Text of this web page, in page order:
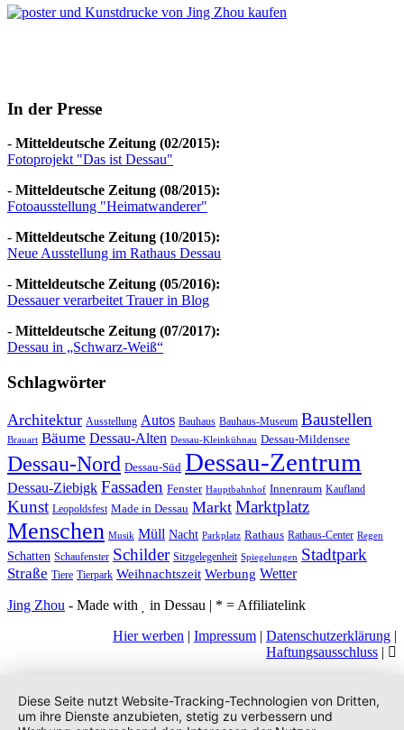
In der Presse
- Mitteldeutsche Zeitung (02/2015):
Fotoprojekt "Das ist Dessau"
- Mitteldeutsche Zeitung (08/2015):
Fotoausstellung "Heimatwanderer"
- Mitteldeutsche Zeitung (10/2015):
Neue Ausstellung im Rathaus Dessau
- Mitteldeutsche Zeitung (05/2016):
Dessauer verarbeitet Trauer in Blog
- Mitteldeutsche Zeitung (07/2017):
Dessau in „Schwarz-Weiß“
Schlagwörter
Architektur Ausstellung Autos Bauhaus Bauhaus-Museum Baustellen
Brauart Bäume Dessau-Alten Dessau-Kleinkühnau Dessau-Mildensee
Dessau-Nord Dessau-Süd Dessau-Zentrum
Dessau-Ziebigk Fassaden Fenster Hauptbahnhof Innenraum Kaufland
Kunst Leopoldsfest Made in Dessau Markt Marktplatz
Menschen Musik Müll Nacht Parkplatz Rathaus Rathaus-Center Regen
Schatten Schaufenster Schilder Sitzgelegenheit Spiegelungen Stadtpark
Straße Tiere Tierpark Weihnachtszeit Werbung Wetter
Jing Zhou - Made with
in Dessau | * = Affiliatelink
Hier werben | Impressum | Datenschutzerklärung |
Haftungsausschluss |
Diese Seite nutzt Website-Tracking-Technologien von Dritten,
um ihre Dienste anzubieten, stetig zu verbessern und